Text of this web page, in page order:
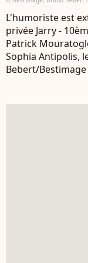
L'humoriste est
privée Jarry -
Patrick
Sophia Antipolis,
Bebert/Bestimage